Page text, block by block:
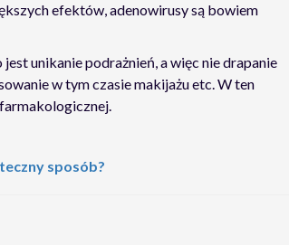
efektów, adenowirusy są bowiem
unikanie podrażnień, a więc nie drapanie
w tym czasie makijażu etc. W ten
sposób?